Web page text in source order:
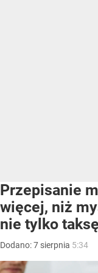
Przepisanie
więcej, niż
nie tylko taksę
Dodano:7 sierpnia 5:34